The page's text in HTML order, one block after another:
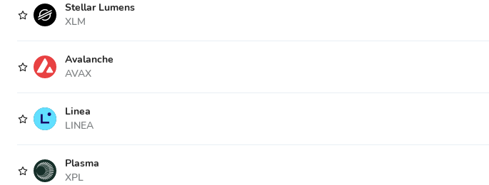
Stellar Lumens
XLM
Avalanche
AVAX
Linea
LINEA
Plasma
XPL